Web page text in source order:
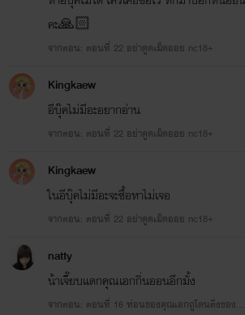
บำบัดราคี เล่ม 4 ตอน บทสรุปของควา
www.mebmarket.com
คะ🙏🏻
จากตอน: ตอนที่ 22 อย่าดูดเม็ดออย nc18+
Kingkaew
อีบุ๊คไม่มีอะอยากอ่าน
จากตอน: ตอนที่ 22 อย่าดูดเม็ดออย nc18+
Kingkaew
ในอีบุ๊คไม่มีอะจะซื้อหาไม่เจอ
จากตอน: ตอนที่ 22 อย่าดูดเม็ดออย nc18+
natty
น้าเจี๊ยบแดกคุณเอกก่ินออนอีกมั้ง
จากตอน: ตอนที่ 16 ท่อนของคุณเอกถูโดนติ่งของน้า